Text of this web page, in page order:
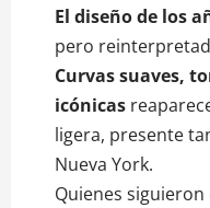
El diseño de los
pero
Curvas suaves,
icónicas
ligera, presente
Nueva York.
Quienes siguieron